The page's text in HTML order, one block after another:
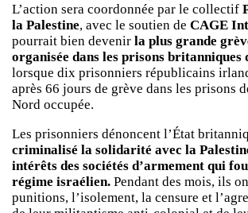
L’action sera coordonnée par le collectif
la Palestine, avec le soutien de CAGE
pourrait bien devenir la plus grande
organisée dans les prisons britanniques
lorsque dix prisonniers républicains
après 66 jours de grève dans les prisons
Nord occupée.
Les prisonniers dénoncent l’État
criminalisé la solidarité avec la
intérêts des sociétés d’armement qui
régime israélien. Pendant des mois, ils
punitions, l’isolement, la censure et